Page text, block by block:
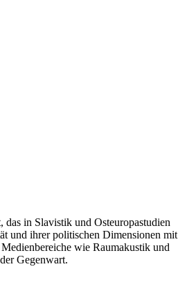
das in Slavistik und Osteuropastudien
und ihrer politischen Dimensionen mit
wie Raumakustik und
Gegenwart.